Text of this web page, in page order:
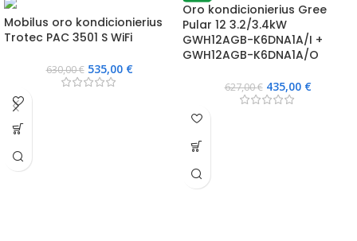
Mobilus oro kondicionierius
Trotec PAC 3501 S WiFi
630,00€ 535,00 €
Oro kondicionierius Gree
Pular 12 3.2/3.4kW
GWH12AGB-K6DNA1A/I +
GWH12AGB-K6DNA1A/O
627,00€ 435,00 €